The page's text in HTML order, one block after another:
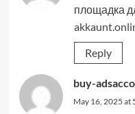
площадка
Reply
buy-
May 16, 2025 at